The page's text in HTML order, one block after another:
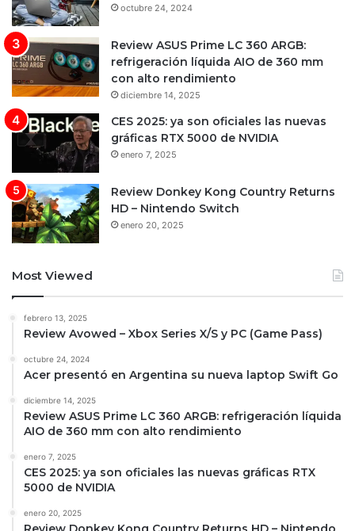
octubre 24, 2024
Review ASUS Prime LC 360 ARGB:
refrigeración líquida AIO de 360 mm
con alto rendimiento
diciembre 14, 2025
CES 2025: ya son oficiales las nuevas
gráficas RTX 5000 de NVIDIA
enero 7, 2025
Review Donkey Kong Country Returns
HD – Nintendo Switch
enero 20, 2025
Most Viewed
febrero 13, 2025
Review Avowed – Xbox Series X/S y PC (Game Pass)
octubre 24, 2024
Acer presentó en Argentina su nueva laptop Swift Go
diciembre 14, 2025
Review ASUS Prime LC 360 ARGB: refrigeración líquida
AIO de 360 mm con alto rendimiento
enero 7, 2025
CES 2025: ya son oficiales las nuevas gráficas RTX
5000 de NVIDIA
enero 20, 2025